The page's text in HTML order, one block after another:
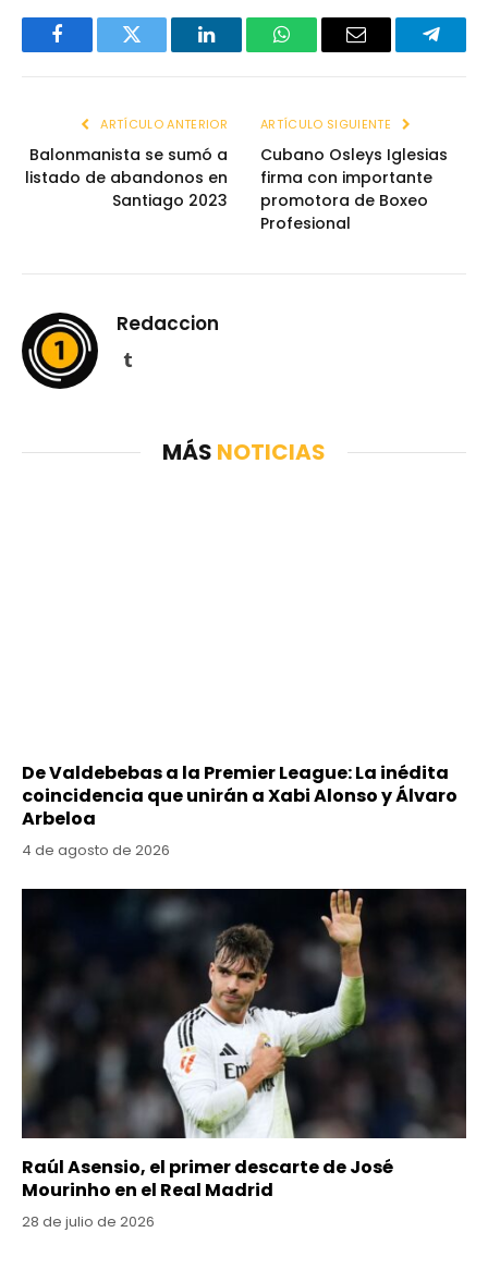
FacebookTwitter LinkedInWhatsAppEmail
ARTÍCULO ANTERIOR
Balonmanista se sumó a
listado de abandonos en
Santiago 2023
ARTÍCULO SIGUIENTE
Cubano Osleys Iglesias
firma con importante
promotora de Boxeo
Profesional
Redaccion
Tumblr
MÁS NOTICIAS
De Valdebebas a la Premier League: La inédita
coincidencia que unirán a Xabi Alonso y Álvaro
Arbeloa
4 de agosto de 2026
Raúl Asensio, el primer descarte de José
Mourinho en el Real Madrid
28 de julio de 2026